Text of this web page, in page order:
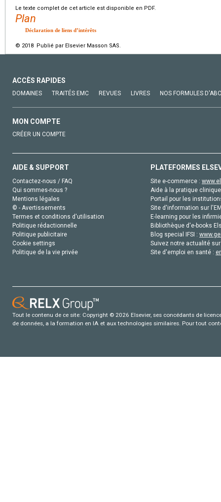
Le texte complet de cet article est disponible en PDF.
Plan
Déclaration de liens d’intérêts
© 2018 Publié par Elsevier Masson SAS.
ACCÈS RAPIDES
DOMAINES TRAITÉS EMC REVUES LIVRES NOS FORMULES
MON COMPTE
CRÉER UN COMPTE
AIDE & SUPPORT
Contactez-nous / FAQ
Qui sommes-nous ?
Mentions légales
© - Avertissements
Termes et conditions d'utilisation
Politique rédactionnelle
Politique publicitaire
Cookie settings
Politique de la vie privée
PLATEFORMES
Site e-commerce :
Aide à la pratique
Portail pour les
Site d'information sur
E-learning pour les
Bibliothèque d'e-books
Blog special IFSI :
Suivez notre actualité
Site d'emploi en santé :
Tout le contenu de ce site: Copyright © 2026 Elsevier, ses concédants de
de données, a la formation en IA et aux technologies similaires. Pour tout